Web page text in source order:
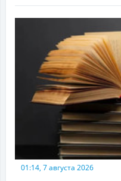
01:14, 7 августа 2026